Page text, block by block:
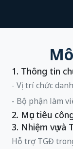
1. Thông tin
- Vị trí chức
- Bộ phận làm
2. Mục tiêu
3. Nhiệm vụ và
Hỗ trợ TGĐ